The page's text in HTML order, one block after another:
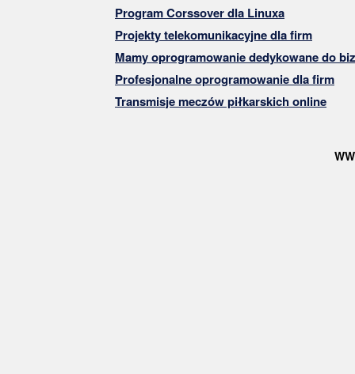
Program Corssover dla Linuxa
Projekty telekomunikacyjne dla firm
Mamy oprogramowanie dedykowane do
Profesjonalne oprogramowanie dla firm
Transmisje meczów piłkarskich online